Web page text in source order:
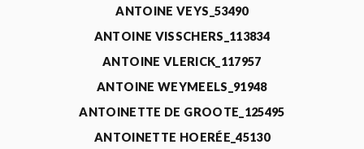
ANTOINE VEYS_53490
ANTOINE VISSCHERS_113834
ANTOINE VLERICK_117957
ANTOINE WEYMEELS_91948
ANTOINETTE DE GROOTE_125495
ANTOINETTE HOERÉE_45130